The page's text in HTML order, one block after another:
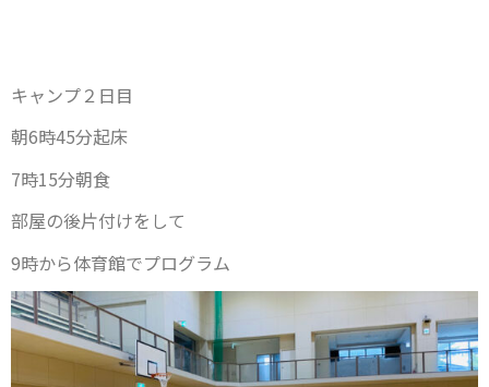
キャンプ２日目
朝6時45分起床
7時15分朝食
部屋の後片付けをして
9時から体育館でプログラム